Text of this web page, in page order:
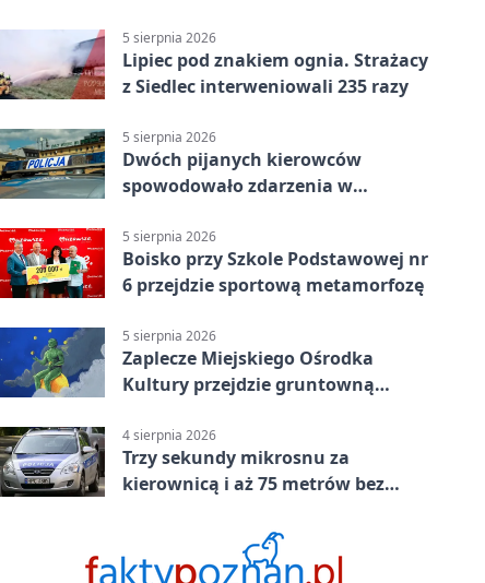
5 sierpnia 2026
Lipiec pod znakiem ognia. Strażacy
z Siedlec interweniowali 235 razy
5 sierpnia 2026
Dwóch pijanych kierowców
spowodowało zdarzenia w
5 sierpnia 2026
Boisko przy Szkole Podstawowej nr
6 przejdzie sportową metamorfozę
5 sierpnia 2026
Zaplecze Miejskiego Ośrodka
Kultury przejdzie gruntowną
4 sierpnia 2026
Trzy sekundy mikrosnu za
kierownicą i aż 75 metrów bez